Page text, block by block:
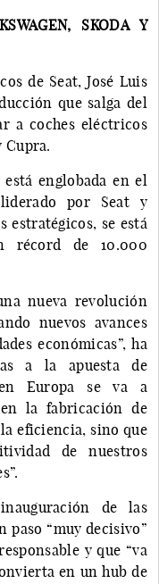
SKODA Y
de Seat, José Luis
que salga del
a coches eléctricos
Cupra.
englobada en el
por Seat y
estratégicos, se está
récord de 10.000
nueva revolución
nuevos avances
económicas”, ha
a la apuesta de
Europa se va a
la fabricación de
eficiencia, sino que
de nuestros
de las
paso “muy decisivo”
y que “va
en un hub de